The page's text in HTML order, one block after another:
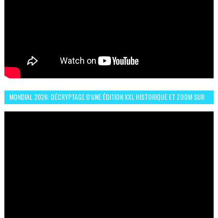
MONDIAL 2026: DÉCRYPTAGE D'UNE ÉDITION XXL HISTORIQUE ET ZOOM SUR